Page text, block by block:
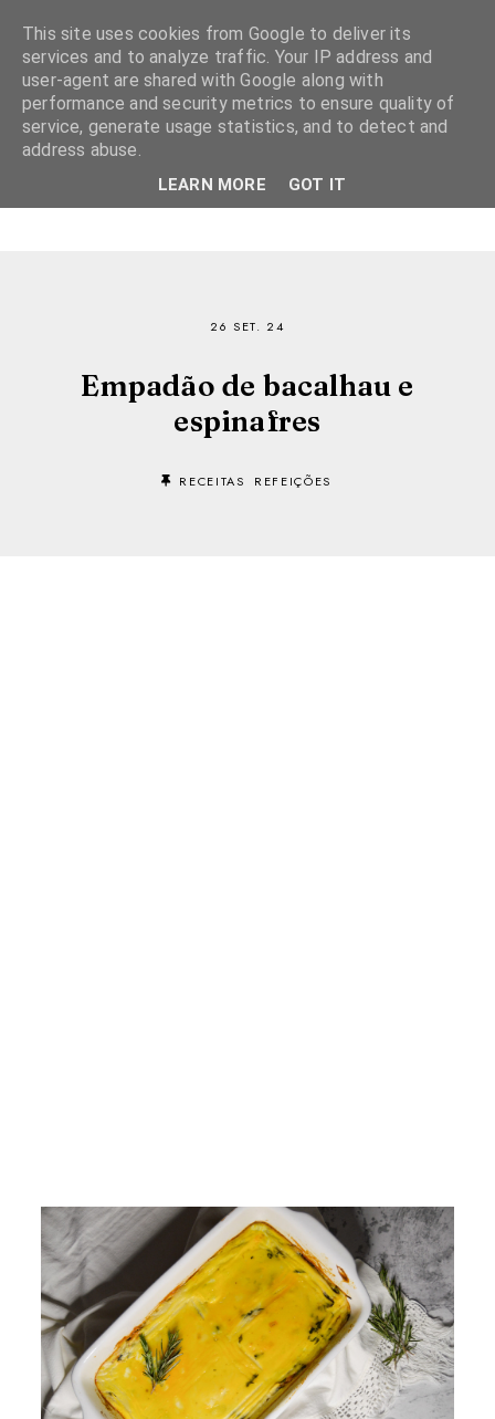
26 SET. 24
Empadão de bacalhau e
espinafres
RECEITAS REFEIÇÕES
This site uses cookies from Google to deliver its
services and to analyze traffic. Your IP address and
user-agent are shared with Google along with
performance and security metrics to ensure quality of
service, generate usage statistics, and to detect and
address abuse.
LEARN MORE GOT IT